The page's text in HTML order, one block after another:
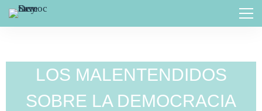
LOS MALENTENDIDOS
SOBRE LA DEMOCRACIA